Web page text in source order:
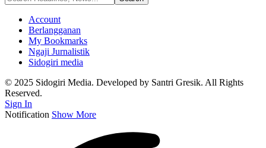
Account
Berlangganan
My Bookmarks
Ngaji Jurnalistik
Sidogiri media
© 2025 Sidogiri Media. Developed by Santri Gresik. All Rights
Reserved.
Sign In
Notification Show More